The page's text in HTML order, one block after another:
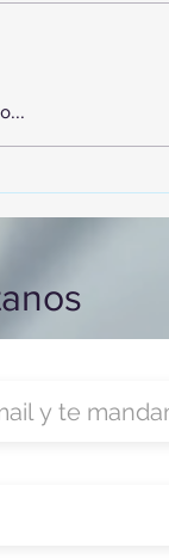
en el